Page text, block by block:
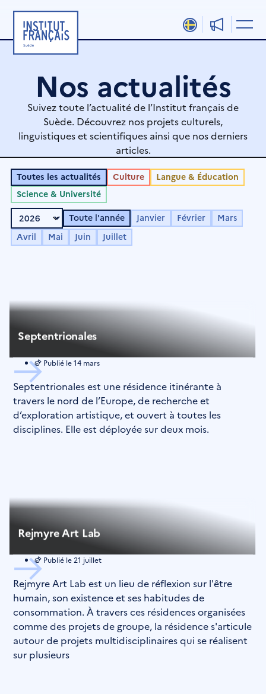
contenu
Nos actualités
Suivez toute l’actualité de l’Institut français de
Suède. Découvrez nos projets culturels,
linguistiques et scientifiques ainsi que nos derniers
articles.
Toutes les actualités Culture
Langue & Éducation
Science & Université
Toute l'année Janvier Février
Mars
Avril
Mai Juin Juillet
Septentrionales
Publié le14 mars
Septentrionales est une résidence itinérante à
travers le nord de l’Europe, de recherche et
d’exploration artistique, et ouvert à toutes les
disciplines. Elle est déployée sur deux mois.
Rejmyre Art Lab
Publié le 21 juillet
Rejmyre Art Lab est un lieu de réflexion sur l'être
humain, son existence et ses habitudes de
consommation. À travers ces résidences organisées
comme des projets de groupe, la résidence s'articule
autour de projets multidisciplinaires qui se réalisent
sur plusieurs